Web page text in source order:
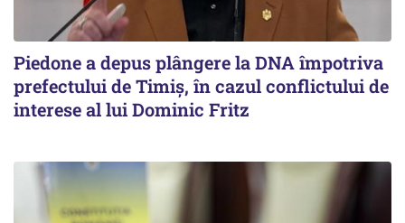
Piedone a depus plângere la DNA împotriva
prefectului de Timiș, în cazul conflictului de
interese al lui Dominic Fritz